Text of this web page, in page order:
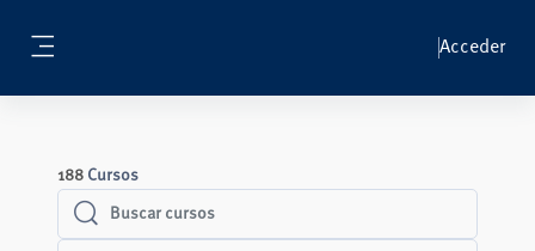
Acceder
188 Cursos
Buscar cursos
Buscar cursos